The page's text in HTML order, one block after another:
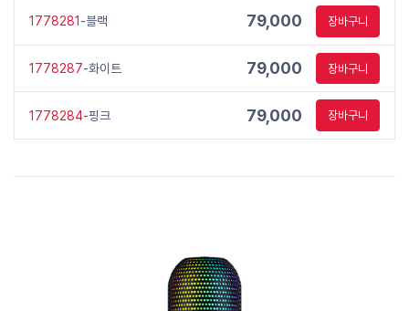
1778281 -블랙 79,000 장바구니
1778287-화이트 79,000 장바구니
1778284-핑크 79,000 장바구니